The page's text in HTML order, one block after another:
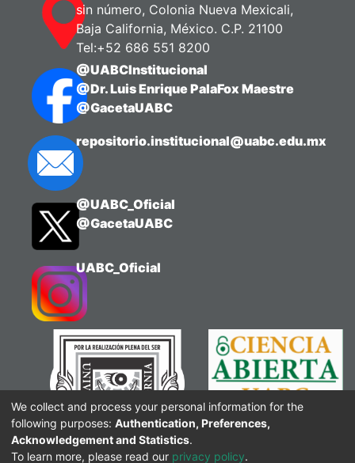
sin número, Colonia Nueva Mexicali,
Baja California, México. C.P. 21100
Tel:+52 686 551 8200
@UABCInstitucional
@Dr. Luis Enrique PalaFox Maestre
@GacetaUABC
repositorio.institucional@uabc.edu.mx
@UABC_Oficial
@GacetaUABC
UABC_Oficial
We collect and process your personal information for the
following purposes: Authentication, Preferences,
Acknowledgement and Statistics.
To learn more, please read our privacy policy.